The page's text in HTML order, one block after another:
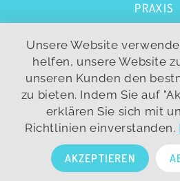
PRAXIS
KONTAKT
JOBS
IMPRESSUM
Unsere Website
helfen, unsere Website
unseren Kunden den
zu bieten. Indem Sie auf
erklären Sie sich mit
Richtlinien einverstanden.
AKZEPTIEREN